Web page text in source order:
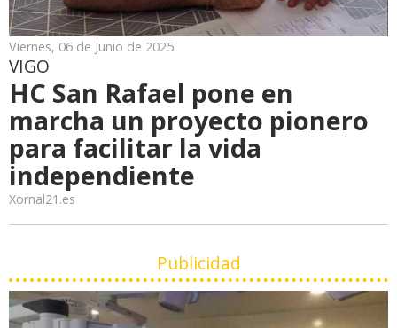
Viernes, 06 de Junio de 2025
VIGO
HC San Rafael pone en
marcha un proyecto pionero
para facilitar la vida
independiente
Xornal21.es
Publicidad